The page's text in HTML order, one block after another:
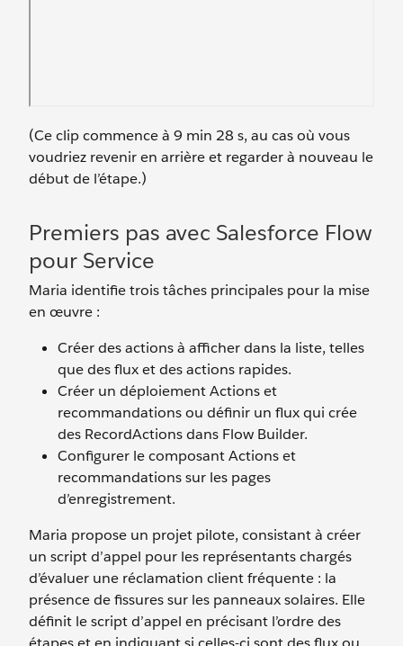
(Ce clip commence à 9 min 28 s, au cas où vous
voudriez revenir en arrière et regarder à nouveau le
début de l’étape.)
Premiers pas avec Salesforce Flow
pour Service
Maria identifie trois tâches principales pour la mise
en œuvre :
Créer des actions à afficher dans la liste, telles
que des flux et des actions rapides.
Créer un déploiement Actions et
recommandations ou définir un flux qui crée
des RecordActions dans Flow Builder.
Configurer le composant Actions et
recommandations sur les pages
d’enregistrement.
Maria propose un projet pilote, consistant à créer
un script d’appel pour les représentants chargés
d’évaluer une réclamation client fréquente : la
présence de fissures sur les panneaux solaires. Elle
définit le script d’appel en précisant l’ordre des